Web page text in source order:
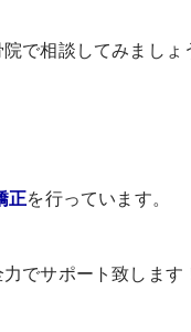
で相談してみましょ
正を行っています。
でサポート致します